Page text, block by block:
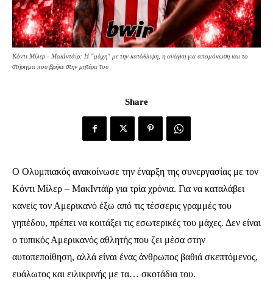
Κόντι Μίλερ - ΜακΙντάϊρ: Η "μάχη" με την κατάθλιψη, η ανάγκη για απομόνωση και το
στήριγμα που βρήκε στην μητέρα του
Share
Ο Ολυμπιακός ανακοίνωσε την έναρξη της συνεργασίας με τον
Κόντι Μίλερ – ΜακΙντάϊρ για τρία χρόνια. Για να καταλάβει
κανείς τον Αμερικανό έξω από τις τέσσερις γραμμές του
γηπέδου, πρέπει να κοιτάξει τις εσωτερικές του μάχες. Δεν είναι
ο τυπικός Αμερικανός αθλητής που ζει μέσα στην
αυτοπεποίθηση, αλλά είναι ένας άνθρωπος βαθιά σκεπτόμενος,
ευάλωτος και ειλικρινής με τα… σκοτάδια του.